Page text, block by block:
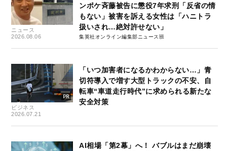
ニュース
2026.08.06
ンポケ斉藤被告に懲役7年求刑「反省の情
もない」被害を訴える女性は「ハニトラ
扱いされ…絶対許せない」
集英社オンライン編集部ニュース班
ビジネス
2026.07.21
「いつ加害者になるかわからない…」青
切符導入で増す大型トラックの不安、自
転車“車道走行時代”に求められる新たな
安全対策
AI相場「第2幕」へ！ バブルはまだ崩壊